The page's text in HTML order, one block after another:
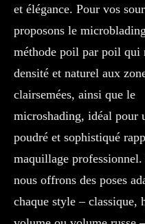
et élégance. Pour vos
proposons le
méthode poil par poil qui
densité et naturel aux
clairsemées, ainsi que le
microshading, idéal pour
poudré et sophistiqué
maquillage
nous offrons des poses
chaque style – classique,